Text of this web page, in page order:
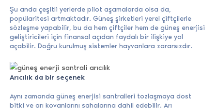
Şu anda çeşitli yerlerde pilot aşamalarda olsa da,
popülaritesi artmaktadır. Güneş şirketleri yerel çiftçilerle
sözleşme yapabilir, bu da hem çiftçiler hem de güneş enerjisi
geliştiricileri için finansal açıdan faydalı bir ilişkiye yol
açabilir. Doğru kurulmuş sistemler hayvanlara zararsızdır.
Arıcılık da bir seçenek
Aynı zamanda güneş enerjisi santralleri tozlaşmaya dost
bitki ve arı kovanlarını sahalarına dahil edebilir. Arı